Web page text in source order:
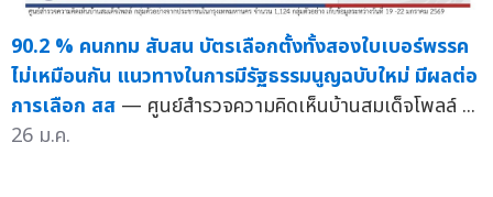
90.2 % คนกทม สับสน บัตรเลือกตั้งทั้งสองใบเบอร์พรรค
ไม่เหมือนกัน แนวทางในการมีรัฐธรรมนูญฉบับใหม่ มีผลต่อ
การเลือก สส — ศูนย์สำรวจความคิดเห็นบ้านสมเด็จโพลล์ ...
26 ม.ค.